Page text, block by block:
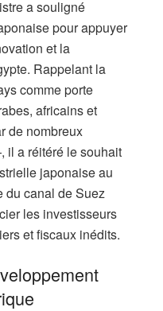
a souligné
pour appuyer
et la
Rappelant la
comme porte
africains et
de nombreux
il a réitéré le souhait
japonaise au
du canal de Suez
les investisseurs
et fiscaux inédits.